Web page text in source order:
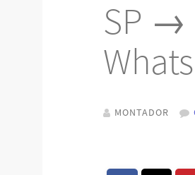
SP →
MONTADOR